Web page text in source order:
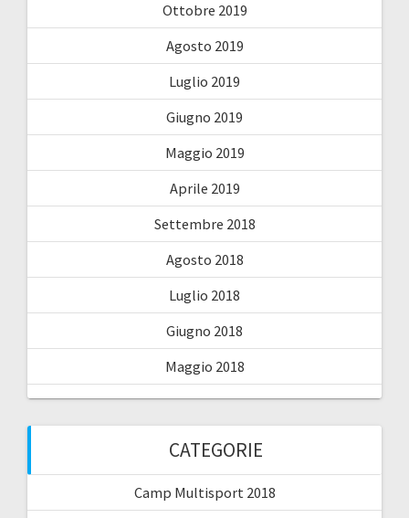
Ottobre 2019
Agosto 2019
Luglio 2019
Giugno 2019
Maggio 2019
Aprile 2019
Settembre 2018
Agosto 2018
Luglio 2018
Giugno 2018
Maggio 2018
CATEGORIE
Camp Multisport 2018